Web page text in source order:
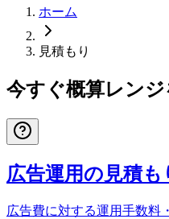
ホーム
見積もり
今すぐ概算レン
広告運用の見積も
広告費に対する運用手数料